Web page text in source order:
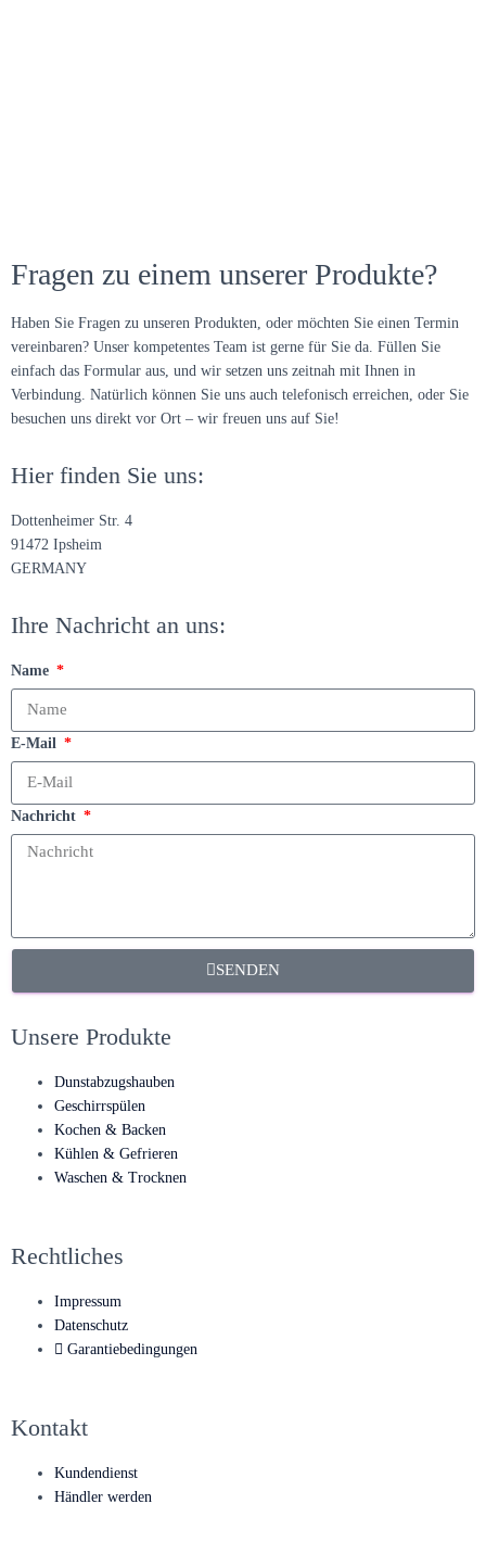
Fragen zu einem unserer Produkte?
Haben Sie Fragen zu unseren Produkten, oder möchten Sie einen Termin
vereinbaren? Unser kompetentes Team ist gerne für Sie da. Füllen Sie
einfach das Formular aus, und wir setzen uns zeitnah mit Ihnen in
Verbindung. Natürlich können Sie uns auch telefonisch erreichen, oder Sie
besuchen uns direkt vor Ort – wir freuen uns auf Sie!
Hier finden Sie uns:
Dottenheimer Str. 4
91472 Ipsheim
GERMANY
Ihre Nachricht an uns:
Name
E-Mail
Nachricht
SENDEN
Unsere Produkte
Dunstabzugshauben
Geschirrspülen
Kochen & Backen
Kühlen & Gefrieren
Waschen & Trocknen
Rechtliches
Impressum
Datenschutz
Garantiebedingungen
Kontakt
Kundendienst
Händler werden